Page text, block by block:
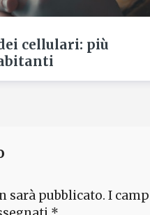
cellulari: più
sarà pubblicato. I